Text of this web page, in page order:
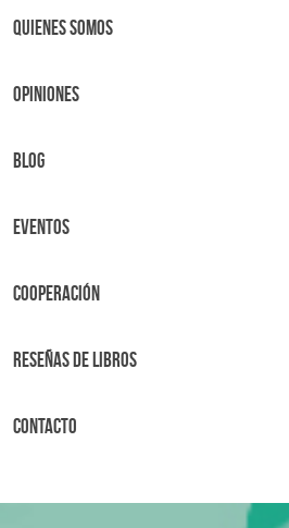
Quienes Somos
OPINIONES
BLOG
Eventos
Cooperación
Reseñas de libros
Contacto